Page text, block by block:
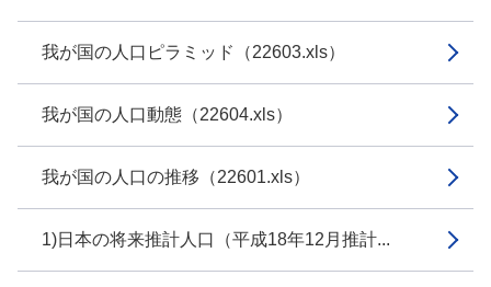
我が国の人口ピラミッド（22603.xls）
我が国の人口動態（22604.xls）
我が国の人口の推移（22601.xls）
1)日本の将来推計人口（平成18年12月推計...